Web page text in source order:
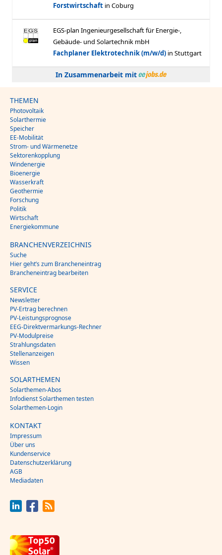
In Zusammenarbeit mit
THEMEN
Photovoltaik
Solarthermie
Speicher
EE-Mobilität
Strom- und Wärmenetze
Sektorenkopplung
Windenergie
Bioenergie
Wasserkraft
Geothermie
Forschung
Politik
Wirtschaft
Energiekommune
BRANCHENVERZEICHNIS
Suche
Hier geht’s zum Brancheneintrag
Brancheneintrag bearbeiten
SERVICE
Newsletter
PV-Ertrag berechnen
PV-Leistungsprognose
EEG-Direktvermarkungs-Rechner
PV-Modulpreise
Strahlungsdaten
Stellenanzeigen
Wissen
SOLARTHEMEN
Solarthemen-Abos
Infodienst Solarthemen testen
Solarthemen-Login
KONTAKT
Impressum
Über uns
Kundenservice
Datenschutzerklärung
AGB
Mediadaten